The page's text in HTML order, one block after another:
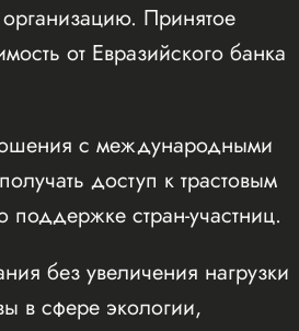
Принятое
от Евразийского банка
с международными
доступ к трастовым
стран-участниц.
без увеличения нагрузки
в сфере экологии,